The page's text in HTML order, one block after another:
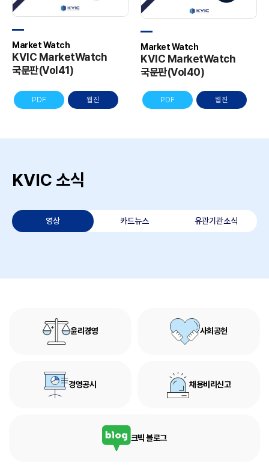
Market Watch
KVIC MarketWatch
국문판(Vol41)
PDF 웹진
Market Watch
KVIC MarketWatch
국문판(Vol40)
PDF 웹진
KVIC 소식
영상 카드뉴스 유관기관소식
윤리경영 사회공헌
경영공시 채용비리신고
크빅 블로그